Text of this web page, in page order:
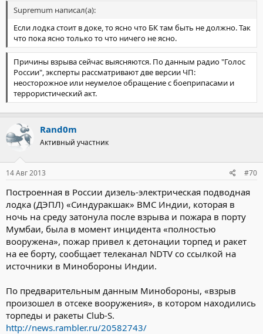
Supremum написал(а):
Если лодка стоит в доке, то ясно что БК там быть не должно. Так
что пока ясно только то что ничего не ясно.
Причины взрыва сейчас выясняются. По данным радио "Голос
России", эксперты рассматривают две версии ЧП:
неосторожное или неумелое обращение с боеприпасами и
террористический акт.
Rand0m
Активный участник
14 Авг 2013 #70
Построенная в России дизель-электрическая подводная
лодка (ДЭПЛ) «Синдуракшак» ВМС Индии, которая в
ночь на среду затонула после взрыва и пожара в порту
Мумбаи, была в момент инцидента «полностью
вооружена», пожар привел к детонации торпед и ракет
на ее борту, сообщает телеканал NDTV со ссылкой на
источники в Минобороны Индии.
По предварительным данным Минобороны, «взрыв
произошел в отсеке вооружения», в котором находились
торпеды и ракеты Club-S.
http://news.rambler.ru/20582743/